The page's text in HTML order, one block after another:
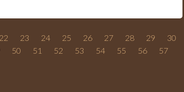
22 23 24 25 26 27 28 29
30
50 51 52 53 54 55 56
57